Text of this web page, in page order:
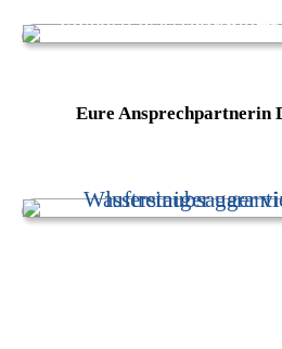
Eure Ansprechpartnerin